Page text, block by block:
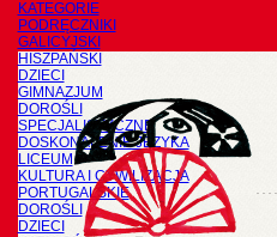
KATEGORIE
PODRĘCZNIKI
GALICYJSKI
HISZPAŃSKI
DZIECI
GIMNAZJUM
DOROŚLI
SPECJALISTYCZNE
DOSKONALENIE JĘZYKA
LICEUM
KULTURA I CYWILIZACJA
PORTUGALSKIE
DOROŚLI
DZIECI